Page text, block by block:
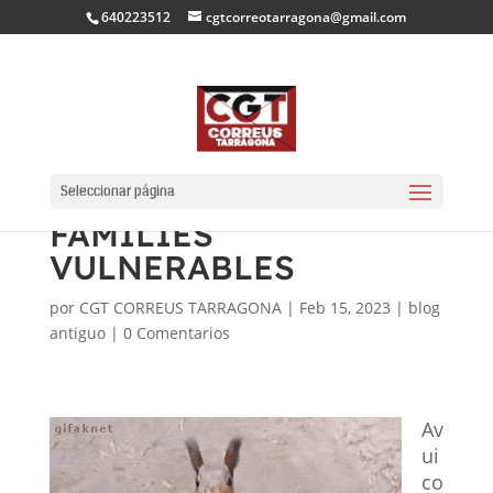
640223512 cgtcorreotarragona@gmail.com
Seleccionar página
EUROS PER A
FAMÍLIES
VULNERABLES
por CGT CORREUS TARRAGONA| Feb 15, 2023 | blog
antiguo| 0 Comentarios
Av
ui
co